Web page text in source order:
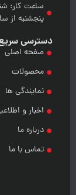
پنجشنبه از ساعت ۸:۳۰ الی ۱۲:۳۰
دسترسی سریع
صفحه اصلی
محصولات
نمایندگی ها
اخبار و اطلاعیه ها
درباره ما
تماس با ما